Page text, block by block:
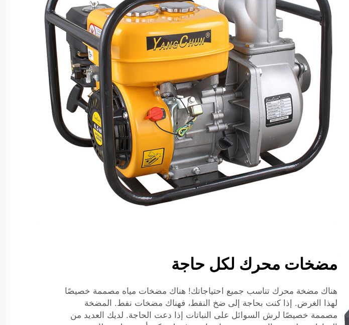
مضخات محرك لكل حاجة
هناك مضخة محرك تناسب جميع احتياجاتك! هناك مضخات مياه مصممة خصيصًا
لهذا الغرض. إذا كنت بحاجة إلى ضخ النفط، فهناك مضخات نفط. المضخة
مصممة خصيصًا لرش السوائل على النباتات إذا دعت الحاجة. لديك العديد من